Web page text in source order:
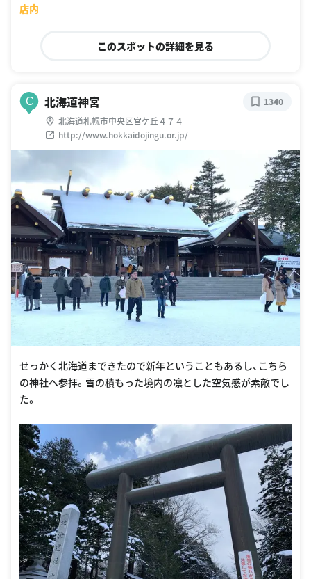
店内
このスポットの詳細を見る
C 北海道神宮
北海道札幌市中央区宮ケ丘４７４
http://www.hokkaidojingu.or.jp/
1340
せっかく北海道まできたので新年ということもあるし、こちら
の神社へ参拝。雪の積もった境内の凛とした空気感が素敵でし
た。